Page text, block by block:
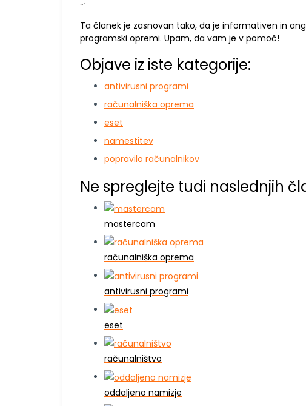
“`
Ta članek je zasnovan tako, da je informativen in
programski opremi. Upam, da vam je v pomoč!
Objave iz iste kategorije:
antivirusni programi
računalniška oprema
eset
namestitev
popravilo računalnikov
Ne spreglejte tudi naslednjih
mastercam
računalniška oprema
antivirusni programi
eset
računalništvo
oddaljeno namizje